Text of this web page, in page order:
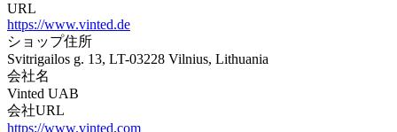
URL
https://www.vinted.de
ショップ住所
Svitrigailos g. 13, LT-03228 Vilnius, Lithuania
会社名
Vinted UAB
会社URL
https://www.vinted.com